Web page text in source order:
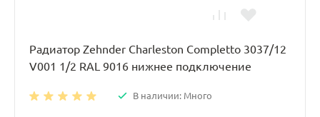
Радиатор Zehnder Charleston Completto 3037/12
V001 1/2 RAL 9016 нижнее подключение
В наличии: Много